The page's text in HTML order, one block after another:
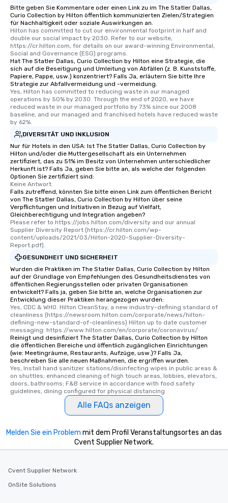
last. It’s an
will reminisce about
One of the best
convenient and
experience is
restaurants are within
walking distance of
short stroll allows
members a chance to
networking
Our tours offer an
entertainment. All
knowledgeable,
fascinating stories.
Different Types of
convenient outing,
and your guests
discovered otherwise
at a typical corporate
a way to try some of
in the city and dive
cuisines and dishes.
selected dishes are
high standards to
delight any palate. Tours Available
from Day to Night
group experience,
key. Whether you
business hours or
you to provide
Bitte geben Sie Kommentare oder einen Link zu im The Statler Dallas,
Curio Collection by Hilton öffentlich kommunizierten Zielen/Strategien
für Nachhaltigkeit oder soziale Auswirkungen an.
Hilton has committed to cut our environmental footprint in half and
double our social impact by 2030. Refer to our website,
https://cr.hilton.com, for details on our award-winning Environmental,
Social and Governance (ESG) programs.
Hat The Statler Dallas, Curio Collection by Hilton eine Strategie, die
sich auf die Beseitigung und Umleitung von Abfällen (z. B. Kunststoffe,
Papiere, Pappe, usw.) konzentriert? Falls Ja, erläutern Sie bitte Ihre
Strategie zur Abfallvermeidung und -vermeidung.
Yes, Hilton has committed to reducing waste in our managed
operations by 50% by 2030. Through the end of 2020, we have
reduced waste in our managed portfolio by 73% since our 2008
baseline, and our managed and franchised hotels have reduced waste
by 62%.
DIVERSITÄT UND INKLUSION
Nur für Hotels in den USA: Ist The Statler Dallas, Curio Collection by
Hilton und/oder die Muttergesellschaft als ein Unternehmen
zertifiziert, das zu 51% im Besitz von Unternehmen unterschiedlicher
Herkunft ist? Falls Ja, geben Sie bitte an, als welche der folgenden
Optionen Sie zertifiziert sind:
Keine Antwort.
Falls zutreffend, könnten Sie bitte einen Link zum öffentlichen Bericht
von The Statler Dallas, Curio Collection by Hilton über seine
Verpflichtungen und Initiativen in Bezug auf Vielfalt,
Gleichberechtigung und Integration angeben?
Please refer to https://jobs.hilton.com/diversity and our annual
Supplier Diversity Report (https://cr.hilton.com/wp-
content/uploads/2021/03/Hilton-2020-Supplier-Diversity-
Report.pdf).
GESUNDHEIT UND SICHERHEIT
Wurden die Praktiken im The Statler Dallas, Curio Collection by Hilton
auf der Grundlage von Empfehlungen des Gesundheitsdienstes von
öffentlichen Regierungsstellen oder privaten Organisationen
entwickelt? Falls ja, geben Sie bitte an, welche Organisationen zur
Entwicklung dieser Praktiken herangezogen wurden:
Yes, CDC & WHO. Hilton CleanStay, a new industry-defining standard of
cleanliness (https://newsroom.hilton.com/corporate/news/hilton-
defining-new-standard-of-cleanliness) Hilton up to date customer
messaging: https://www.hilton.com/en/corporate/coronavirus/
Reinigt und desinfiziert The Statler Dallas, Curio Collection by Hilton
die öffentlichen Bereiche und öffentlich zugänglichen Einrichtungen
(wie: Meetingräume, Restaurants, Aufzüge, usw.)? Falls Ja,
beschreiben Sie alle neuen Maßnahmen, die ergriffen wurden.
Yes, Install hand sanitizer stations/disinfecting wipes in public areas &
on shuttles; enhanced cleaning of high touch areas, lobbies, elevators,
doors, bathrooms; F&B service in accordance with food safety
guidelines, dining configured for physical distancing
Alle FAQs anzeigen
Melden Sie ein Problem mit dem Profil Veranstaltungsortes an das
Cvent Supplier Network.
Cvent Supplier Network
OnSite Solutions